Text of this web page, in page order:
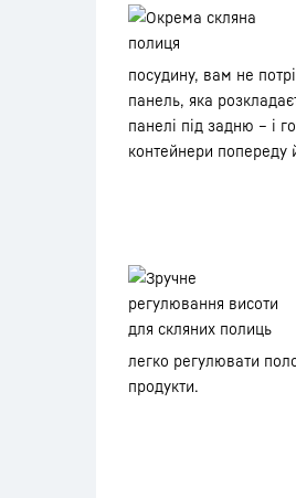
посудину, вам не
панель, яка
панелі під задню – і
контейнери попереду
легко регулювати
продукти.